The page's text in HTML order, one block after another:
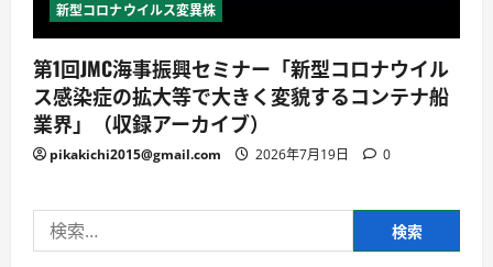
新型コロナウイルス変異株
第1回JMC海事振興セミナー「新型コロナウイル
ス感染症の拡大等で大きく変貌するコンテナ船
業界」（収録アーカイブ）
pikakichi2015@gmail.com 2026年7月19日 0
索: